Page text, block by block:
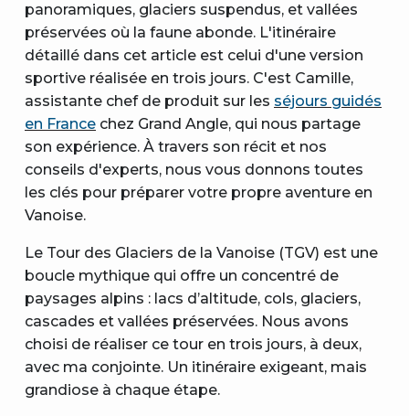
panoramiques, glaciers suspendus, et vallées
préservées où la faune abonde. L'itinéraire
détaillé dans cet article est celui d'une version
sportive réalisée en trois jours. C'est Camille,
assistante chef de produit sur les séjours guidés
en France chez Grand Angle, qui nous partage
son expérience. À travers son récit et nos
conseils d'experts, nous vous donnons toutes
les clés pour préparer votre propre aventure en
Vanoise.
Le Tour des Glaciers de la Vanoise (TGV) est une
boucle mythique qui offre un concentré de
paysages alpins : lacs d’altitude, cols, glaciers,
cascades et vallées préservées. Nous avons
choisi de réaliser ce tour en trois jours, à deux,
avec ma conjointe. Un itinéraire exigeant, mais
grandiose à chaque étape.